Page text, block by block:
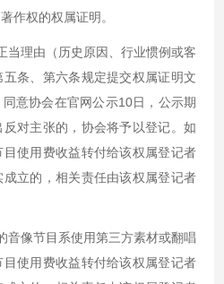
作权的权属证明。
当理由（历史原因、行业惯例或客
条、第六条规定提交权属证明文
意协会在官网公示10日，公示期
对主张的，协会将予以登记。如
使用费收益转付给该权属登记者
立的，相关责任由该权属登记者
音像节目系使用第三方素材或翻唱
使用费收益转付给该权属登记者